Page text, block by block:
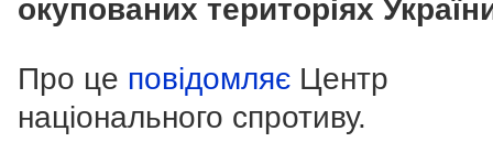
окупованих територіях
Про це повідомляє Центр
національного спротиву.